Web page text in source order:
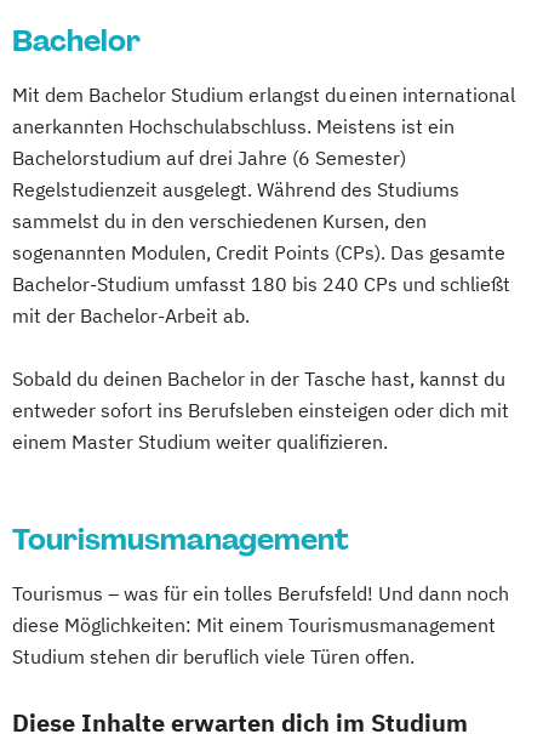
Bachelor
Mit dem Bachelor Studium erlangst du einen international
anerkannten Hochschulabschluss. Meistens ist ein
Bachelorstudium auf drei Jahre (6 Semester)
Regelstudienzeit ausgelegt. Während des Studiums
sammelst du in den verschiedenen Kursen, den
sogenannten Modulen, Credit Points (CPs). Das gesamte
Bachelor-Studium umfasst 180 bis 240 CPs und schließt
mit der Bachelor-Arbeit ab.
Sobald du deinen Bachelor in der Tasche hast, kannst du
entweder sofort ins Berufsleben einsteigen oder dich mit
einem Master Studium weiter qualifizieren.
Tourismusmanagement
Tourismus – was für ein tolles Berufsfeld! Und dann noch
diese Möglichkeiten: Mit einem Tourismusmanagement
Studium stehen dir beruflich viele Türen offen.
Diese Inhalte erwarten dich im Studium